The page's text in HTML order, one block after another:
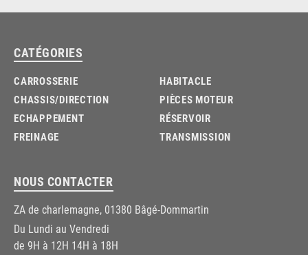
CATÉGORIES
CARROSSERIE
CHASSIS/DIRECTION
ECHAPPEMENT
FREINAGE
HABITACLE
PIÈCES MOTEUR
RÉSERVOIR
TRANSMISSION
NOUS CONTACTER
ZA de charlemagne, 01380 Bâgé-Dommartin
Du Lundi au Vendredi
de 9H à 12H 14H à 18H